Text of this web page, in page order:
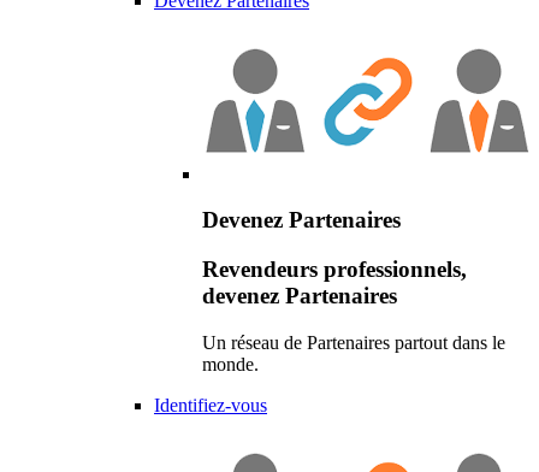
Devenez Partenaires
Revendeurs professionnels,
devenez Partenaires
Un réseau de Partenaires partout dans le
monde.
Identifiez-vous